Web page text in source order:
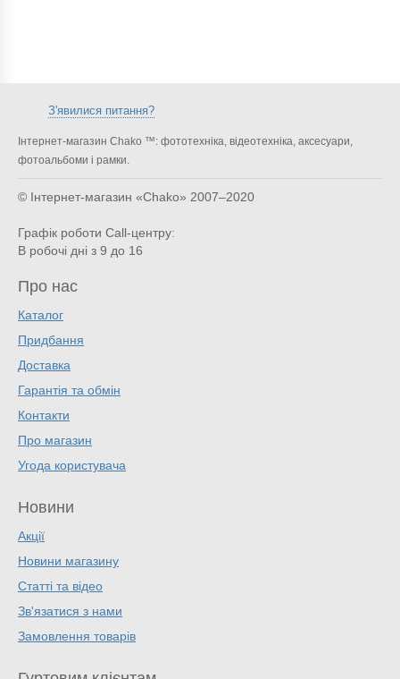
З'явилися питання?
Інтернет-магазин Chako ™: фототехніка, відеотехніка, аксесуари,
фотоальбоми і рамки.
© Інтернет-магазин «Chako» 2007–2020
Графік роботи Call-центру:
В робочі дні з 9 до 16
Про нас
Каталог
Придбання
Доставка
Гарантія та обмін
Контакти
Про магазин
Угода користувача
Новини
Акції
Новини магазину
Статті та відео
Зв'язатися з нами
Замовлення товарів